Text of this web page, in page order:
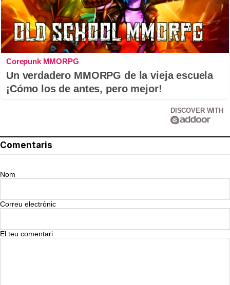
Corepunk MMORPG
Un verdadero MMORPG de la vieja escuela
¡Cómo los de antes, pero mejor!
DISCOVER WITH
Comentaris
Nom
Correu electrònic
El teu comentari